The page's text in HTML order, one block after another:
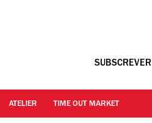
SUBSCREVER
ATELIER TIME OUT MARKET